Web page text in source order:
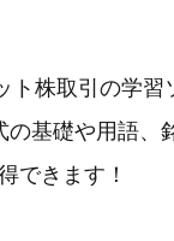
株取引の学習
基礎や用語、
できます！